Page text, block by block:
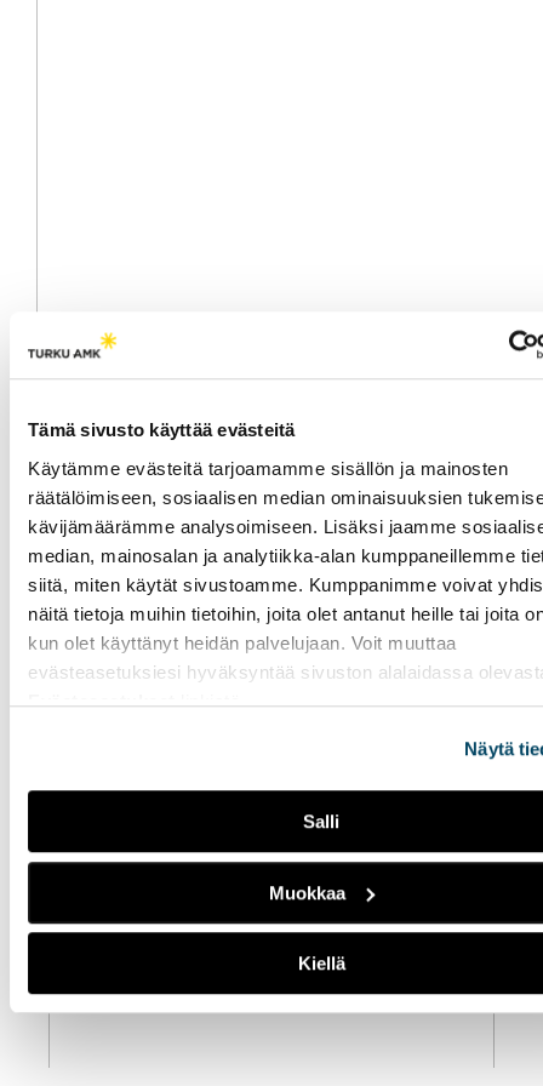
Tämä sivusto käyttää evästeitä
Käytämme evästeitä tarjoamamme sisällön ja mainosten
räätälöimiseen, sosiaalisen median ominaisuuksien
kävijämäärämme analysoimiseen. Lisäksi jaamme
median, mainosalan ja analytiikka-alan kumppaneillemme
siitä, miten käytät sivustoamme. Kumppanimme voivat
näitä tietoja muihin tietoihin, joita olet antanut heille tai joita
kun olet käyttänyt heidän palvelujaan. Voit muuttaa
evästeasetuksiesi hyväksyntää sivuston alalaidassa
Evästeasetuksetlinkistä.
Näytä
Salli
Muokkaa
Kiellä
Kuva 4: Junttan Oy
Kirjoittaja
Johanna Liukkonen, yrityskoordinaattori,
BBA, Kuopion kaupungin yrityspalvelu,
johanna.liukkonen@kuopio.fi
LISÄÄ AIHEEN YMPÄRILTÄ /
RELATED POSTS